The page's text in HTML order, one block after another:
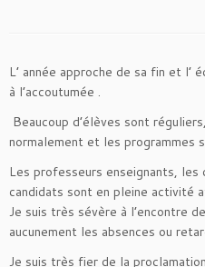
L’ année approche de sa fin et l’
à l’accoutumée .
Beaucoup d’élèves sont
normalement et les programmes
Les professeurs enseignants, les
candidats sont en pleine activité
Je suis très sévère à l’encontre
aucunement les absences ou
Je suis très fier de la